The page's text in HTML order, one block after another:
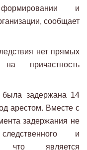
и
сообщает
нет прямых
на причастность
была задержана 14
арестом. Вместе с
задержания не
и
что является